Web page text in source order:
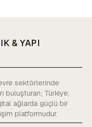
& YAPI
sektörlerinde
buluşturan; Türkiye,
ağlarda güçlü bir
platformudur.